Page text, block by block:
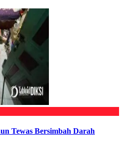
Tewas Bersimbah Darah